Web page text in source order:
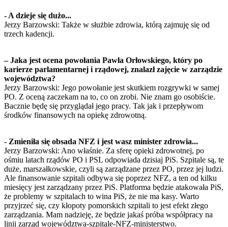
- A dzieje się dużo...
Jerzy Barzowski: Także w służbie zdrowia, którą zajmuję się od
trzech kadencji.
– Jaka jest ocena powołania Pawła Orłowskiego, który po
karierze parlamentarnej i rządowej, znalazł zajęcie w zarządzie
województwa?
Jerzy Barzowski: Jego powołanie jest skutkiem rozgrywki w samej
PO. Z oceną zaczekam na to, co on zrobi. Nie znam go osobiście.
Bacznie będę się przyglądał jego pracy. Tak jak i przepływom
środków finansowych na opiekę zdrowotną.
- Zmieniła się obsada NFZ i jest wasz minister zdrowia...
Jerzy Barzowski: Ano właśnie. Za sferę opieki zdrowotnej, po
ośmiu latach rządów PO i PSL odpowiada dzisiaj PiS. Szpitale są, te
duże, marszałkowskie, czyli są zarządzane przez PO, przez jej ludzi.
Ale finansowanie szpitali odbywa się poprzez NFZ, a ten od kilku
miesięcy jest zarządzany przez PiS. Platforma będzie atakowała PiS,
że problemy w szpitalach to wina PiS, że nie ma kasy. Warto
przyjrzeć się, czy kłopoty pomorskich szpitali to jest efekt złego
zarządzania. Mam nadzieję, że będzie jakaś próba współpracy na
linii zarząd województwa-szpitale-NFZ-ministerstwo.